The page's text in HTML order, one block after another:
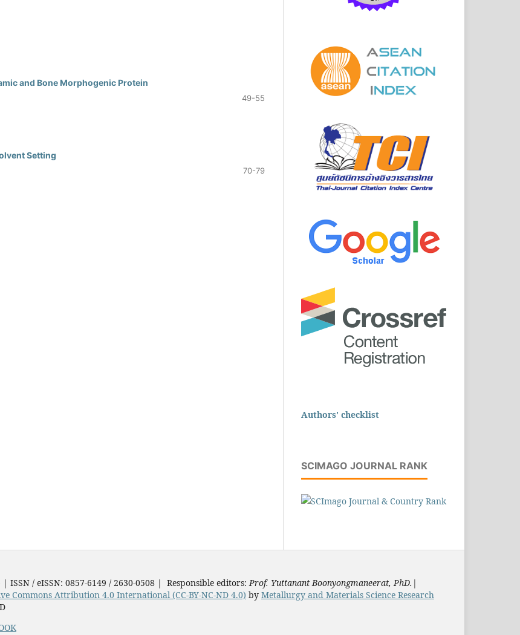
and Bone Morphogenic Protein
49-55
Setting
70-79
Authors' checklist
SCIMAGO JOURNAL RANK
/ eISSN: 0857-6149 / 2630-0508 | Responsible editors:Prof. Yuttanant Boonyongmaneerat, PhD. |
Commons Attribution 4.0 International (CC-BY-NC-ND 4.0) by Metallurgy and Materials Science Research